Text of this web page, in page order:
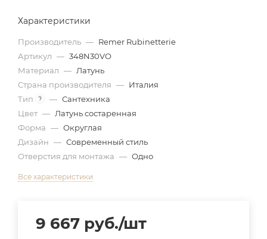
Характеристики
Производитель — Remer Rubinetterie
Артикул — 348N30VO
Материал — Латунь
Страна производителя — Италия
Тип
? — Сантехника
Цвет — Латунь состаренная
Форма — Округлая
Дизайн — Современный стиль
Отверстия для монтажа — Одно
Все характеристики
9 667 руб./шт